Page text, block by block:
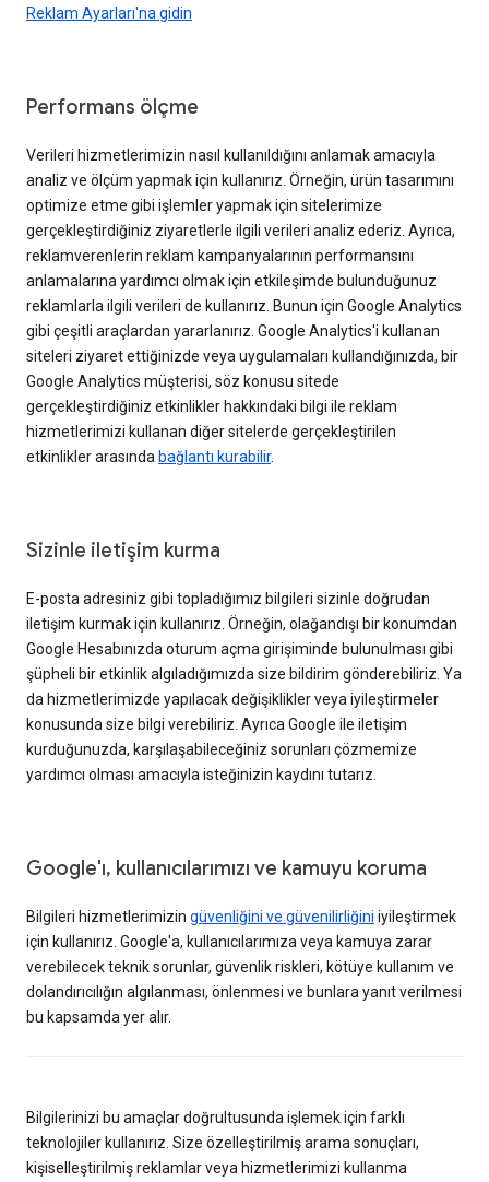
Reklam Ayarları'na gidin
Performans ölçme
Verileri hizmetlerimizin nasıl kullanıldığını anlamak amacıyla
analiz ve ölçüm yapmak için kullanırız. Örneğin, ürün tasarımını
optimize etme gibi işlemler yapmak için sitelerimize
gerçekleştirdiğiniz ziyaretlerle ilgili verileri analiz ederiz. Ayrıca,
reklamverenlerin reklam kampanyalarının performansını
anlamalarına yardımcı olmak için etkileşimde bulunduğunuz
reklamlarla ilgili verileri de kullanırız. Bunun için Google Analytics
gibi çeşitli araçlardan yararlanırız. Google Analytics'i kullanan
siteleri ziyaret ettiğinizde veya uygulamaları kullandığınızda, bir
Google Analytics müşterisi, söz konusu sitede
gerçekleştirdiğiniz etkinlikler hakkındaki bilgi ile reklam
hizmetlerimizi kullanan diğer sitelerde gerçekleştirilen
etkinlikler arasında bağlantı kurabilir.
Sizinle iletişim kurma
E-posta adresiniz gibi topladığımız bilgileri sizinle doğrudan
iletişim kurmak için kullanırız. Örneğin, olağandışı bir konumdan
Google Hesabınızda oturum açma girişiminde bulunulması gibi
şüpheli bir etkinlik algıladığımızda size bildirim gönderebiliriz. Ya
da hizmetlerimizde yapılacak değişiklikler veya iyileştirmeler
konusunda size bilgi verebiliriz. Ayrıca Google ile iletişim
kurduğunuzda, karşılaşabileceğiniz sorunları çözmemize
yardımcı olması amacıyla isteğinizin kaydını tutarız.
Google'ı, kullanıcılarımızı ve kamuyu koruma
Bilgileri hizmetlerimizin güvenliğini ve güvenilirliğini iyileştirmek
için kullanırız. Google'a, kullanıcılarımıza veya kamuya zarar
verebilecek teknik sorunlar, güvenlik riskleri, kötüye kullanım ve
dolandırıcılığın algılanması, önlenmesi ve bunlara yanıt verilmesi
bu kapsamda yer alır.
Bilgilerinizi bu amaçlar doğrultusunda işlemek için farklı
teknolojiler kullanırız. Size özelleştirilmiş arama sonuçları,
kişiselleştirilmiş reklamlar veya hizmetlerimizi kullanma